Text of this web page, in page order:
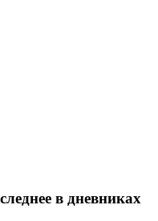
в дневниках